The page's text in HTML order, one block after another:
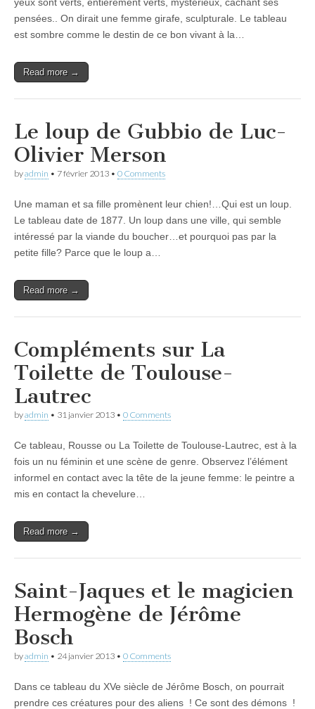
pensées.. On dirait une femme girafe, sculpturale. Le tableau
est sombre comme le destin de ce bon vivant à la…
Read more →
Le loup de Gubbio de Luc-
Olivier Merson
byadmin • 7 février 2013 • 0 Comments
Une maman et sa fille promènent leur chien!…Qui est un loup.
Le tableau date de 1877. Un loup dans une ville, qui semble
intéressé par la viande du boucher…et pourquoi pas par la
petite fille? Parce que le loup a…
Read more →
Compléments sur La
Toilette de Toulouse-
Lautrec
byadmin • 31 janvier 2013 • 0 Comments
Ce tableau, Rousse ou La Toilette de Toulouse-Lautrec, est à la
fois un nu féminin et une scène de genre. Observez l’élément
informel en contact avec la tête de la jeune femme: le peintre a
mis en contact la chevelure…
Read more →
Saint-Jaques et le magicien
Hermogène de Jérôme
Bosch
byadmin • 24 janvier 2013 • 0 Comments
Dans ce tableau du XVe siècle de Jérôme Bosch, on pourrait
prendre ces créatures pour des aliens ! Ce sont des démons !